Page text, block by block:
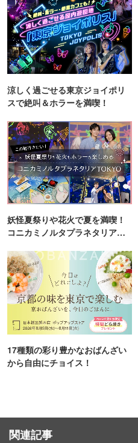
涼しく過ごせる東京ジョイポリ
スで絶叫＆ホラーを満喫！
妖怪夏祭りや花火で夏を満喫！
コニカミノルタプラネタリア
17種類の彩り豊かなおばんざい
から自由にチョイス！
関連記事